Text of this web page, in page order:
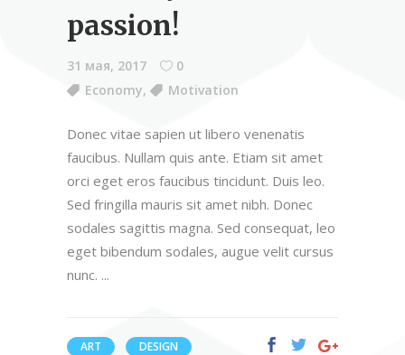
passion!
31 мая, 2017
0
Economy, Motivation
Donec vitae sapien ut libero venenatis
faucibus. Nullam quis ante. Etiam sit amet
orci eget eros faucibus tincidunt. Duis leo.
Sed fringilla mauris sit amet nibh. Donec
sodales sagittis magna. Sed consequat, leo
eget bibendum sodales, augue velit cursus
nunc.
ART DESIGN